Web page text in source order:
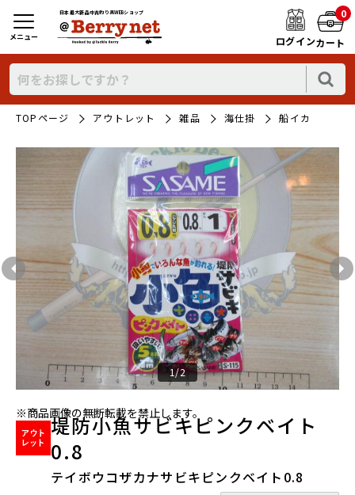
日本最大新品中古釣り具WEBショップ
ログイン
0
カート
メニュー
TOPページ アウトレット 雑品 海仕掛 船イカ
1/2
※商品画像の無断転載を禁止します。
堤防小魚サビキピンクベイト
0.8
テイボウコザカナサビキピンクベイト0.8